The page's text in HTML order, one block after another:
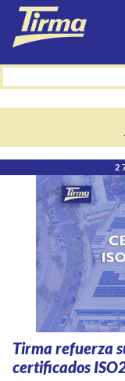
Tirma refuerza
certificados